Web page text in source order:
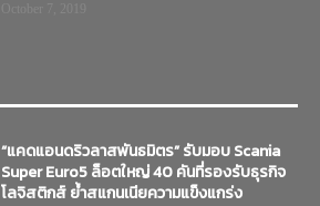
“แคดแอนดริวลาสพันธมิตร” รับมอบ Scania
Super Euro5 ล็อตใหญ่ 40 คันที่รองรับธุรกิจ
โลจิสติกส์ ย้ำสแกนเนียความแข็งแกร่ง